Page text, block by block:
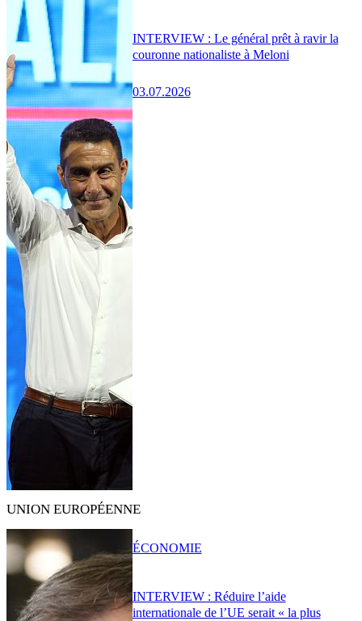
INTERVIEW : Le général prêt à ravir la
couronne nationaliste à Meloni
03.07.2026
UNION EUROPÉENNE
INTERVIEW : Réduire l’aide
internationale de l’UE serait « la plus
ÉCONOMIE